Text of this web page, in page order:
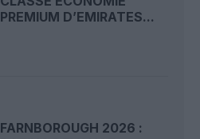
PREMIUM D’EMIRATES...
FARNBOROUGH 2026 :